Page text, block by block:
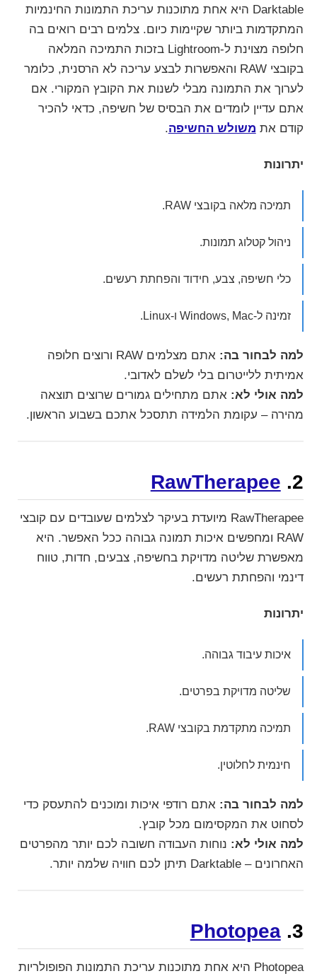
Darktable היא אחת מתוכנות עריכת התמונות החינמיות
המתקדמות ביותר שקיימות כיום. צלמים רבים רואים בה
חלופה מצוינת ל-Lightroom בזכות התמיכה המלאה
בקובצי RAW והאפשרות לבצע עריכה לא הרסנית, כלומר
לערוך את התמונה מבלי לשנות את הקובץ המקורי. אם
אתם עדיין לומדים את הבסיס של חשיפה, כדאי להכיר
קודם את משולש החשיפה.
יתרונות
תמיכה מלאה בקובצי RAW.
ניהול קטלוג תמונות.
כלי חשיפה, צבע, חידוד והפחתת רעשים.
זמינה ל-Windows, Mac ו-Linux.
למה לבחור בה:
אתם מצלמים RAW ורוצים חלופה
אמיתית ללייטרום בלי לשלם לאדובי.
למה אולי לא: אתם מתחילים גמורים שרוצים תוצאה
מהירה – עקומת הלמידה תתסכל אתכם בשבוע הראשון.
2.
RawTherapee
RawTherapee מיועדת בעיקר לצלמים שעובדים עם קובצי
RAW ומחפשים איכות תמונה גבוהה ככל האפשר. היא
מאפשרת שליטה מדויקת בחשיפה, צבעים, חדות, טווח
דינמי והפחתת רעשים.
יתרונות
איכות עיבוד גבוהה.
שליטה מדויקת בפרטים.
תמיכה מתקדמת בקובצי RAW.
חינמית לחלוטין.
למה לבחור בה: אתם רודפי איכות ומוכנים להתעסק כדי
לסחוט את המקסימום מכל קובץ.
למה אולי לא: נוחות העבודה חשובה לכם יותר מהפרטים
האחרונים – Darktable תיתן לכם חוויה שלמה יותר.
3.
Photopea
Photopea היא אחת מתוכנות עריכת התמונות הפופולריות